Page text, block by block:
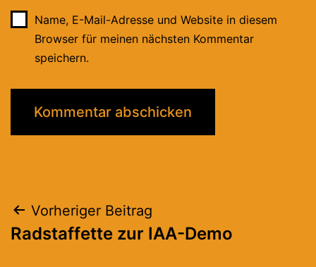
Name, E-Mail-Adresse und Website in diesem
Browser für meinen nächsten Kommentar
speichern.
Beitragsnavigation
Vorheriger Beitrag
Radstaffette zur IAA-Demo